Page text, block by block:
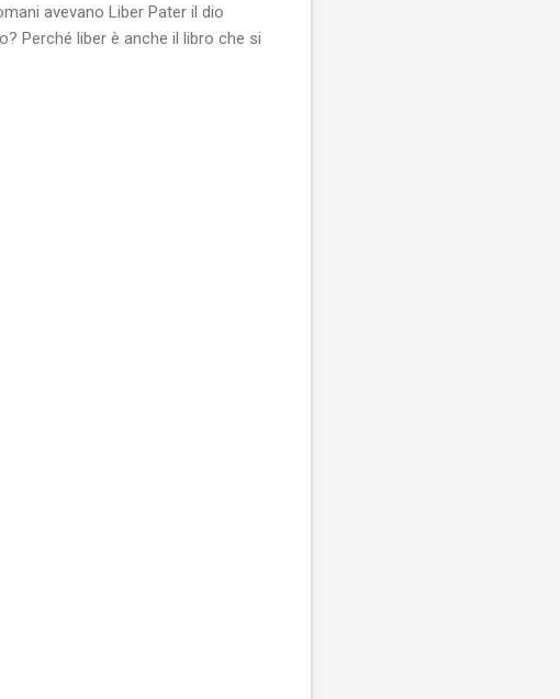
avevano Liber Pater il dio
Perché liber è anche il libro che si